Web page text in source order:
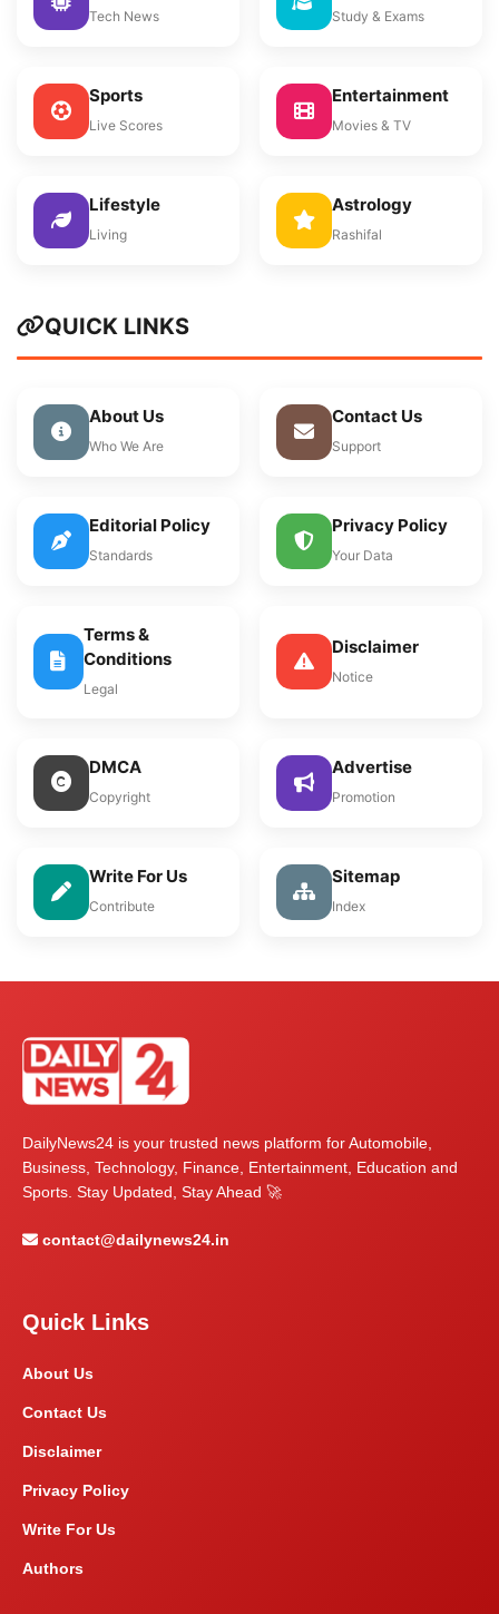
Tech News Study & Exams
Sports
Live Scores
Entertainment
Movies & TV
Lifestyle
Living
Astrology
Rashifal
QUICK LINKS
About Us
Who We Are
Contact Us
Support
Editorial Policy
Standards
Privacy Policy
Your Data
Terms &
Conditions
Legal
Disclaimer
Notice
DMCA
Copyright
Advertise
Promotion
Write For Us
Contribute
Sitemap
Index
DailyNews24 is your trusted news platform for Automobile,
Business, Technology, Finance, Entertainment, Education and
Sports. Stay Updated, Stay Ahead 🚀
contact@dailynews24.in
Quick Links
About Us
Contact Us
Disclaimer
Privacy Policy
Write For Us
Authors